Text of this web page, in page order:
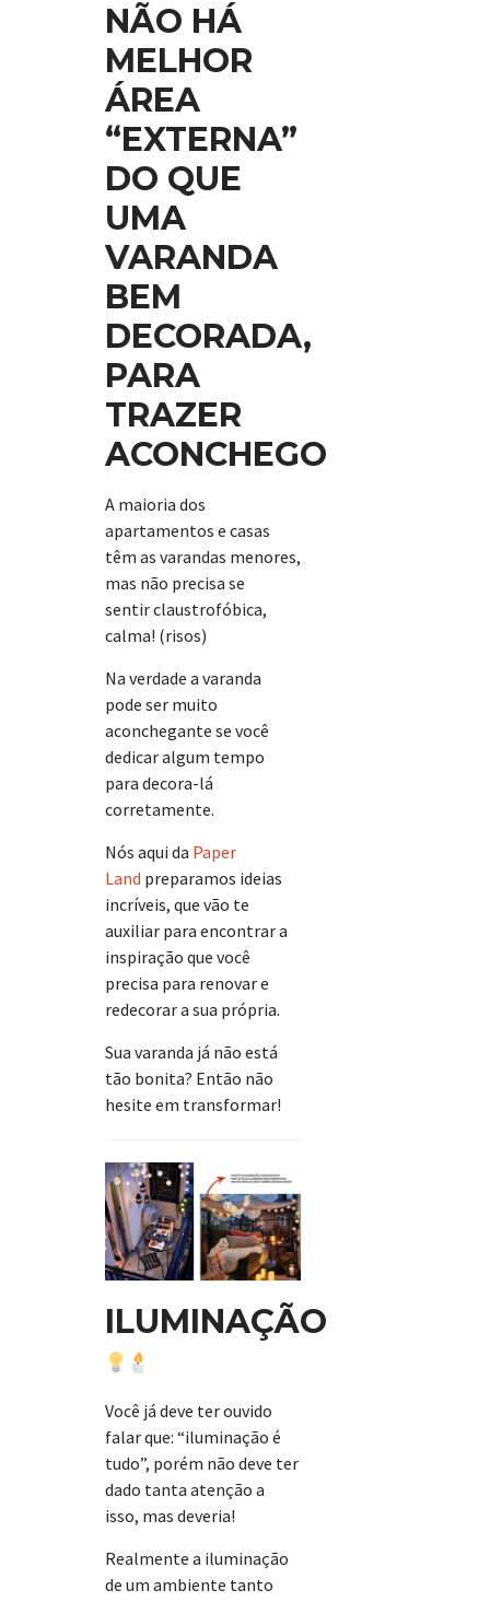
NÃO HÁ
MELHOR
ÁREA
“EXTERNA”
DO QUE
UMA
VARANDA
BEM
DECORADA,
PARA
TRAZER
ACONCHEGO
A maioria dos
apartamentos e casas
têm as varandas menores,
mas não precisa se
sentir claustrofóbica,
calma! (risos)
Na verdade a varanda
pode ser muito
aconchegante se você
dedicar algum tempo
para decora-lá
corretamente.
Nós aqui da Paper
Land preparamos ideias
incríveis, que vão te
auxiliar para encontrar a
inspiração que você
precisa para renovar e
redecorar a sua própria.
Sua varanda já não está
tão bonita? Então não
hesite em transformar!
ILUMINAÇÃO
Você já deve ter ouvido
falar que: “iluminação é
tudo”, porém não deve ter
dado tanta atenção a
isso, mas deveria!
Realmente a iluminação
de um ambiente tanto